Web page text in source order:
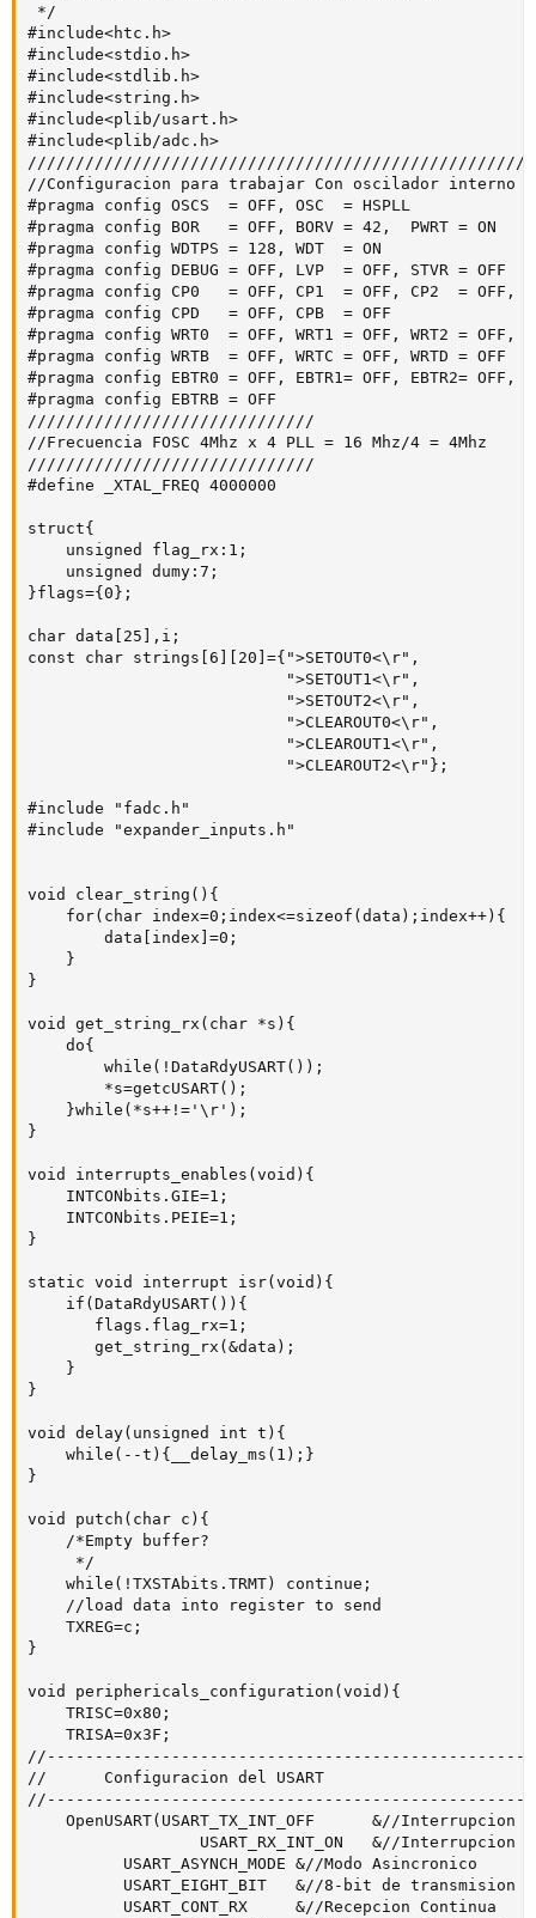
*/
#include<htc.h>
#include<stdio.h>
#include<stdlib.h>
#include<string.h>
#include<plib/usart.h>
#include<plib/adc.h>
//Configuracion para trabajar Con oscilador interno
#pragma config OSCS  = OFF, OSC  = HSPLL
#pragma config BOR   = OFF, BORV = 42,  PWRT = ON
#pragma config WDTPS = 128, WDT  = ON
#pragma config DEBUG = OFF, LVP  = OFF, STVR = OFF
#pragma config CP0   = OFF, CP1  = OFF, CP2  = OFF,
#pragma config CPD   = OFF, CPB  = OFF
#pragma config WRT0  = OFF, WRT1 = OFF, WRT2 = OFF,
#pragma config WRTB  = OFF, WRTC = OFF, WRTD = OFF
#pragma config EBTR0 = OFF, EBTR1= OFF, EBTR2= OFF,
#pragma config EBTRB = OFF
//////////////////////////////
//Frecuencia FOSC 4Mhz x 4 PLL = 16 Mhz/4 = 4Mhz
//////////////////////////////
#define _XTAL_FREQ 4000000
struct{
    unsigned flag_rx:1;
    unsigned dumy:7;
}flags={0};
char data[25],i;
const char strings[6][20]={">SETOUT0<\r",
                           ">SETOUT1<\r",
                           ">SETOUT2<\r",
                           ">CLEAROUT0<\r",
                           ">CLEAROUT1<\r",
                           ">CLEAROUT2<\r"};
#include "fadc.h"
#include "expander_inputs.h"
void clear_string(){
    for(char index=0;index<=sizeof(data);index++){
        data[index]=0;
    }
}
void get_string_rx(char *s){
    do{
        while(!DataRdyUSART());
        *s=getcUSART();
    }while(*s++!='\r');
}
void interrupts_enables(void){
    INTCONbits.GIE=1;
    INTCONbits.PEIE=1;
}
static void interrupt isr(void){
    if(DataRdyUSART()){
       flags.flag_rx=1;
       get_string_rx(&data);
    }
}
void delay(unsigned int t){
    while(--t){__delay_ms(1);}
}
void putch(char c){
    /*Empty buffer?
     */
    while(!TXSTAbits.TRMT) continue;
    //load data into register to send
    TXREG=c;
}
void periphericals_configuration(void){
    TRISC=0x80;
    TRISA=0x3F;
//		Configuracion del USART
                  USART_RX_INT_ON	&//Interrupcion por Recepcion Apagado